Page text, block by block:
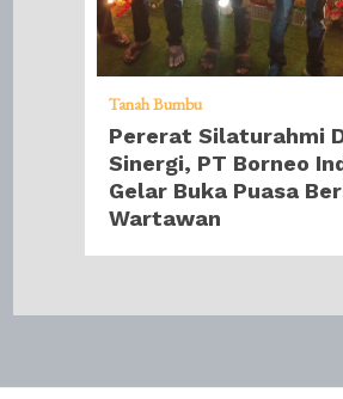
Tanah Bumbu
Pererat Silaturahmi
Sinergi, PT Borneo
Gelar Buka Puasa
Wartawan